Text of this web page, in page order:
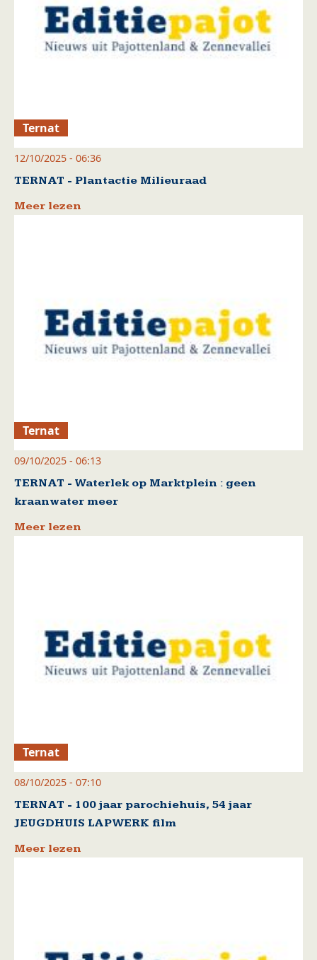
Ternat
12/10/2025 - 06:36
TERNAT - Plantactie Milieuraad
Meer lezen
Ternat
09/10/2025 - 06:13
TERNAT - Waterlek op Marktplein : geen
kraanwater meer
Meer lezen
Ternat
08/10/2025 - 07:10
TERNAT - 100 jaar parochiehuis, 54 jaar
JEUGDHUIS LAPWERK film
Meer lezen